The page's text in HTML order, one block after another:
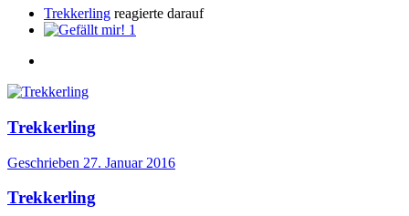
Trekkerling reagierte darauf
1
Trekkerling
Geschrieben 27. Januar 2016
Trekkerling